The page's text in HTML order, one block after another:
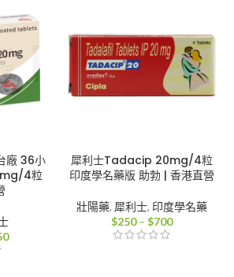
$2,800
廠 36小
4粒
價
犀利士Tadacip 20mg/4粒
印度學名藥版 助勃 | 香港直營
壯陽藥, 犀利士, 印度學名藥
$250 – $700價